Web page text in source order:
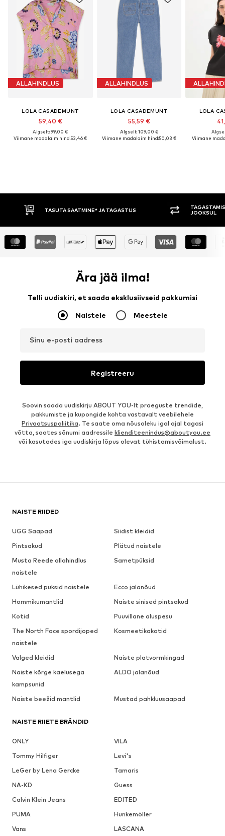
ALLAHINDLUS
LOLA CASADEMUNT
59,40 €
Algselt: 99,00 €
Viimane madalaim hind:53,46 €
ALLAHINDLUS
LOLA CASADEMUNT
55,59 €
Algselt: 109,00 €
Viimane madalaim hind:50,03 €
LOLA
Viimane
TASUTA SAATMINE* JA TAGASTUS
TAGASTAMISE ÕIGUS
JOOKSUL
Ära jää ilma!
Telli uudiskiri, et saada eksklusiivseid pakkumisi
Naistele Meestele
Sinu e-posti aadress
Registreeru
Soovin saada uudiskirju ABOUT YOU-lt praeguste trendide,
pakkumiste ja kupongide kohta vastavalt veebilehele
Privaatsuspoliitika. Te saate oma nõusoleku igal ajal tagasi
võtta, saates sõnumi aadressile klienditeenindus@aboutyou.ee
või kasutades iga uudiskirja lõpus olevat tühistamisvõimalust.
NAISTE RIIDED
UGG Saapad
Siidist kleidid
Pintsakud
Plätud naistele
Musta Reede allahindlus
naistele
Sametpüksid
Lühikesed püksid naistele
Ecco jalanõud
Hommikumantlid
Naiste sinised pintsakud
Kotid
Puuvillane aluspesu
The North Face spordijoped
naistele
Kosmeetikakotid
Valged kleidid
Naiste platvormkingad
Naiste kõrge kaelusega
kampsunid
ALDO jalanõud
Naiste beežid mantlid Mustad pahkluusaapad
NAISTE RIIETE BRÄNDID
ONLY
VILA
Tommy Hilfiger
Levi's
LeGer by Lena Gercke
Tamaris
NA-KD
Guess
Calvin Klein Jeans
EDITED
PUMA
Hunkemöller
Vans
LASCANA